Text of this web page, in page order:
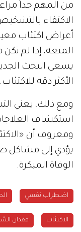
من المهم جداً
الاكتفاء
أعراض اكتئاب
المتعة، إذا لم
يسعى البحث
الأكثر دقة للاكتئاب.
ومع ذلك، يعني
استكشاف
ومعروف أن
يؤدي إلى مشاكل
الوفاة المبكرة.
اضطراب نفسي
الاكتئاب فقدان